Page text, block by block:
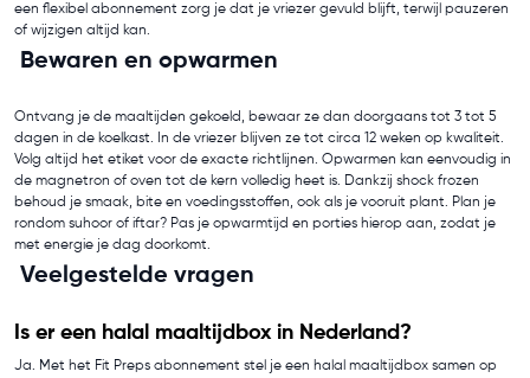
een flexibel abonnement zorg je dat je vriezer gevuld blijft, terwijl pauzeren
of wijzigen altijd kan.
Bewaren en opwarmen
Ontvang je de maaltijden gekoeld, bewaar ze dan doorgaans tot 3 tot 5
dagen in de koelkast. In de vriezer blijven ze tot circa 12 weken op kwaliteit.
Volg altijd het etiket voor de exacte richtlijnen. Opwarmen kan eenvoudig in
de magnetron of oven tot de kern volledig heet is. Dankzij shock frozen
behoud je smaak, bite en voedingsstoffen, ook als je vooruit plant. Plan je
rondom suhoor of iftar? Pas je opwarmtijd en porties hierop aan, zodat je
met energie je dag doorkomt.
Veelgestelde vragen
Is er een halal maaltijdbox in Nederland?
Ja. Met het Fit Preps abonnement stel je een halal maaltijdbox samen op